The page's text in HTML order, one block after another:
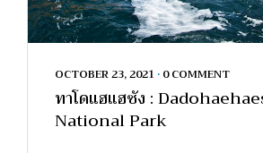
OCTOBER 23, 2021 • 0 COMMENT
ทาโดแฮแฮซัง :
National Park